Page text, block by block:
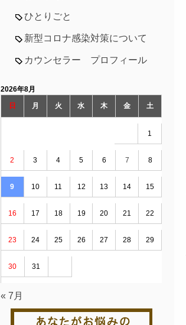
ひとりごと
新型コロナ感染対策について
カウンセラー プロフィール
2026年8月
日
月 火 水 木 金 土
1
2 3 4 5 6 7 8
9 10 11 12 13 14 15
16 17 18 19 20 21 22
23 24 25 26 27 28 29
30 31
« 7月